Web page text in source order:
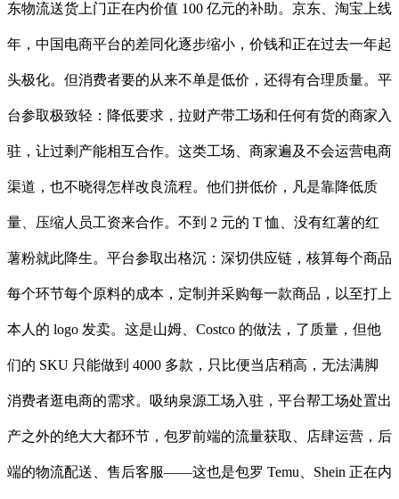
东物流送货上门正在内价值 100 亿元的补助。京东、淘宝上线
年，中国电商平台的差同化逐步缩小，价钱和正在过去一年起
头极化。但消费者要的从来不单是低价，还得有合理质量。平
台参取极致轻：降低要求，拉财产带工场和任何有货的商家入
驻，让过剩产能相互合作。这类工场、商家遍及不会运营电商
渠道，也不晓得怎样改良流程。他们拼低价，凡是靠降低质
量、压缩人员工资来合作。不到 2 元的 T 恤、没有红薯的红
薯粉就此降生。平台参取出格沉：深切供应链，核算每个商品
每个环节每个原料的成本，定制并采购每一款商品，以至打上
本人的 logo 发卖。这是山姆、Costco 的做法，了质量，但他
们的 SKU 只能做到 4000 多款，只比便当店稍高，无法满脚
消费者逛电商的需求。吸纳泉源工场入驻，平台帮工场处置出
产之外的绝大大都环节，包罗前端的流量获取、店肆运营，后
端的物流配送、售后客服——这也是包罗 Temu、Shein 正在内